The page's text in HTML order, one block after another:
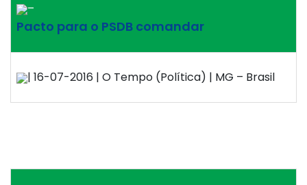
–
Pacto para o PSDB comandar
| 16-07-2016 | O Tempo (Política) | MG – Brasil